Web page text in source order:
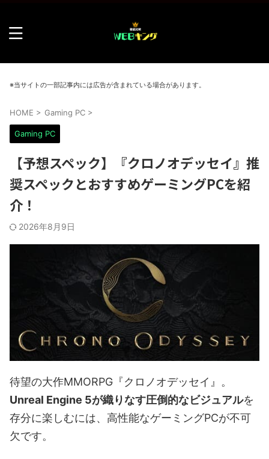
※当サイトの一部記事内には広告が含まれている場合があります。
HOME > Gaming PC >
Gaming PC
【予想スペック】『クロノオデッセイ』推
奨スペックとおすすめゲーミングPCを紹
介！
2026年8月9日
待望の大作MMORPG『クロノオデッセイ』。
Unreal Engine 5が織りなす圧倒的なビジュアルを
存分に楽しむには、高性能なゲーミングPCが不可
欠です。